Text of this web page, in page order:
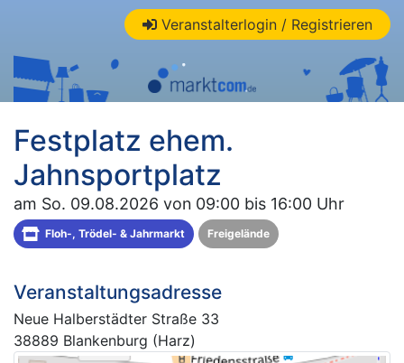
Veranstalterlogin / Registrieren
Festplatz ehem.
Jahnsportplatz
am So. 09.08.2026 von 09:00 bis 16:00 Uhr
Floh-, Trödel- & Jahrmarkt Freigelände
Veranstaltungsadresse
Neue Halberstädter Straße 33
38889 Blankenburg (Harz)